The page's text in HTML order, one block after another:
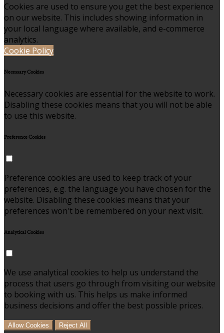
Cookies are used to ensure you get the best experience
on our website. This includes showing information in
your local language where available, and e-commerce
analytics.
Cookie Policy
Necessary Cookies
Necessary cookies are essential for the website to work.
Disabling these cookies means that you will not be able
to use this website.
Preference Cookies
Preference cookies are used to keep track of your
preferences, e.g. the language you have chosen for the
website. Disabling these cookies means that your
preferences won't be remembered on your next visit.
Analytical Cookies
We use analytical cookies to help us understand the
process that users go through from visiting our website
to booking with us. This helps us make informed
business decisions and offer the best possible prices.
Allow Cookies Reject All